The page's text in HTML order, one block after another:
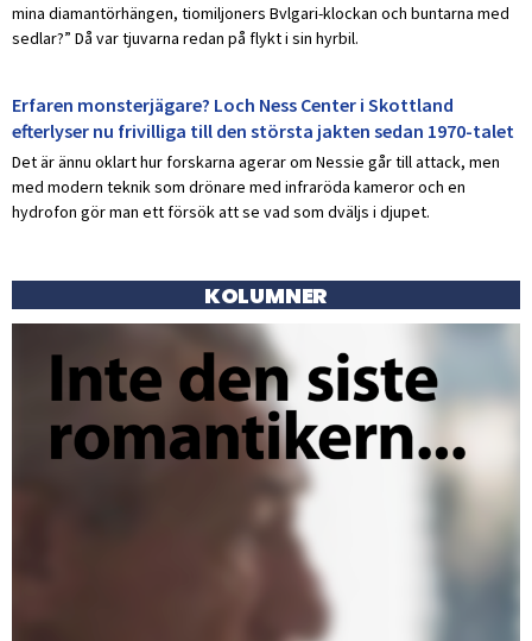
mina diamantörhängen, tiomiljoners Bvlgari-klockan och buntarna med
sedlar?” Då var tjuvarna redan på flykt i sin hyrbil.
Erfaren monsterjägare? Loch Ness Center i Skottland
efterlyser nu frivilliga till den största jakten sedan 1970-talet
Det är ännu oklart hur forskarna agerar om Nessie går till attack, men
med modern teknik som drönare med infraröda kameror och en
hydrofon gör man ett försök att se vad som dväljs i djupet.
KOLUMNER